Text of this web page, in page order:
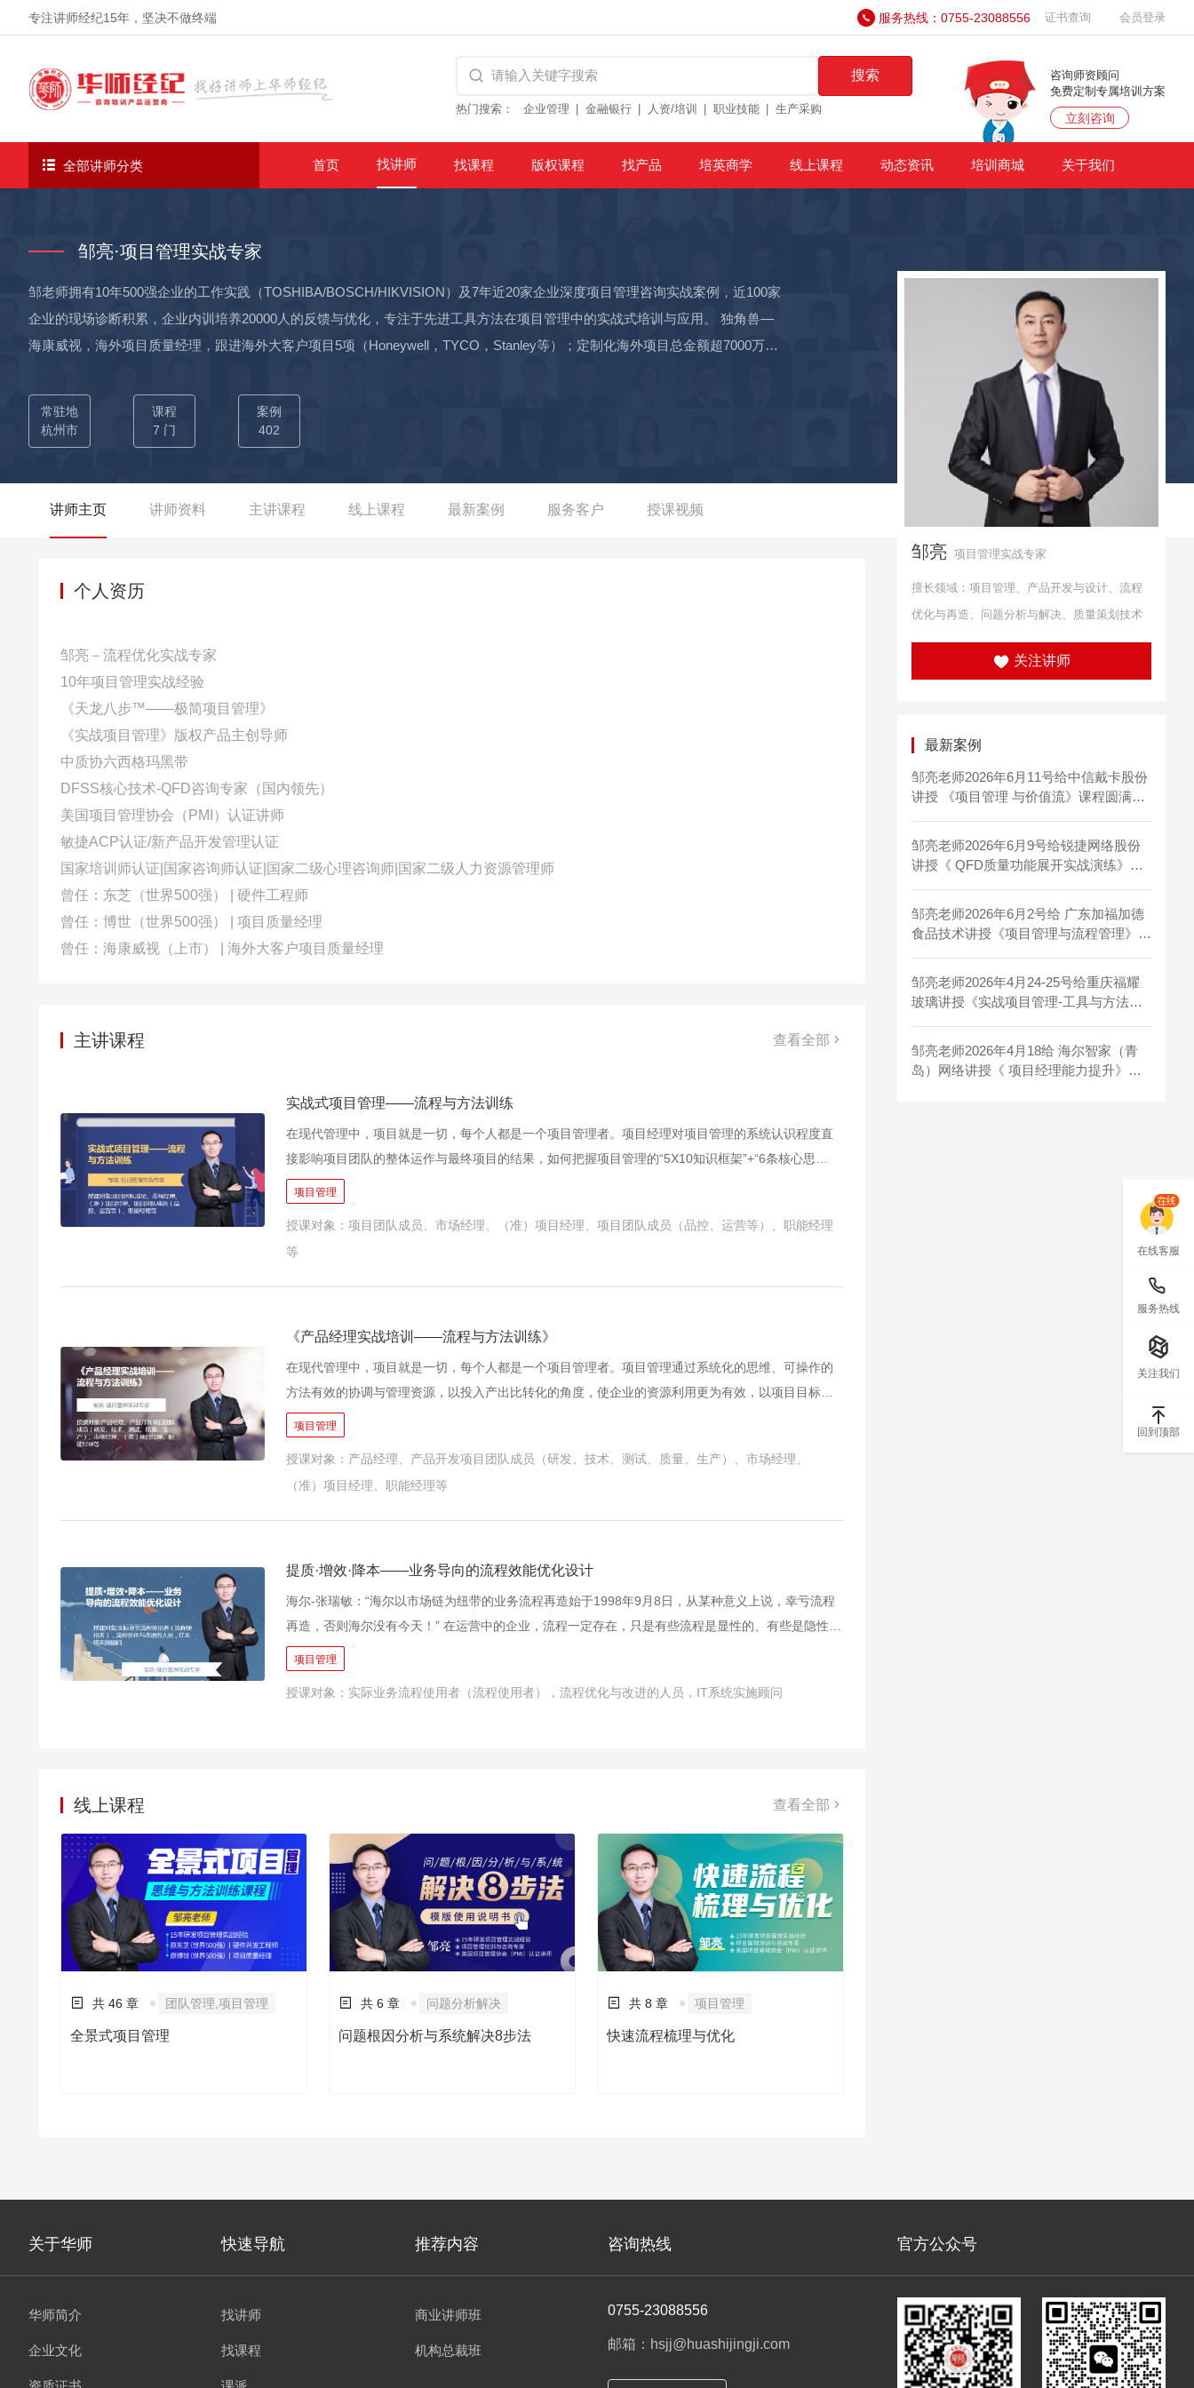
专注讲师经纪15年 ，坚决不做终端 服务热线：0755-23088556 证书查询 会员登录
搜索
热门搜索： 企业管理 金融银行 人资/培训 职业技能 生产采购
咨询师资顾问
免费定制专属培训方案
立刻咨询
全部讲师分类 首页 找讲师 找课程 版权课程 找产品 培英商学 线上课程 动态资讯 培训商城 关于我们
邹亮·项目管理实战专家
邹老师拥有10年500强企业的工作实践（TOSHIBA/BOSCH/HIKVISION）及7年近20家企业深度项目管理咨询实战案例，近100家
企业的现场诊断积累，企业内训培养20000人的反馈与优化，专注于先进工具方法在项目管理中的实战式培训与应用。 独角兽—
海康威视，海外项目质量经理，跟进海外大客户项目5项（Honeywell，TYCO，Stanley等）；定制化海外项目总金额超7000万美
的品质能力建设。 世界500强—博世电动，新产品研发项目质量经理，TBM1000、GKS-85、GKS-66三个博世蓝专业电动工具产
品项目的项目质量策划与保证。 大型国企—上海振华重工，新产品项目流程优化项目，通过实战培训与实际产品项目辅导的方
式，形成完整的项目管理标准化流程与关键控制点梳理，团队项目经验得到萃取，并成册普遍推广至整个公司研发。 大型国企—
形成试点项目的案例，通过流程复盘设计系统工程于系统决策技术的结合，优化民机开发流程。 汽车企业—江铃福特汽车，产品
策划技术 对Quality Functional Deployment的系统创新方法进行了细致与深度的应用，在消费品、汽车、重工、航空领域形成了丰
常驻地
杭州市
课程
7 门
案例
402
讲师主页 讲师资料 主讲课程 线上课程 最新案例 服务客户 授课视频
个人资历
邹亮－流程优化实战专家
10年项目管理实战经验
《天龙八步™——极简项目管理》
《实战项目管理》版权产品主创导师
中质协六西格玛黑带
DFSS核心技术-QFD咨询专家（国内领先）
美国项目管理协会（PMI）认证讲师
敏捷ACP认证/新产品开发管理认证
国家培训师认证|国家咨询师认证|国家二级心理咨询师|国家二级人力资源管理师
曾任：东芝（世界500强） | 硬件工程师
曾任：博世（世界500强） | 项目质量经理
曾任：海康威视（上市） | 海外大客户项目质量经理
主讲课程 查看全部
实战式项目管理——流程与方法训练
在现代管理中，项目就是一切，每个人都是一个项目管理者。项目经理对项目管理的系统认识程度直
接影响项目团队的整体运作与最终项目的结果，如何把握项目管理的“5X10知识框架”+“6条核心思
维”+“25种工具方法”，提高项目经理及团队对项目管理的认识与思维，形成项目管理知识系统的框架结
构，有利于新晋/兼职项目经理的角色转型、项目团队成员统一认识，及公司后续项目工作的整体推
进。 “6条核心思维”是基础并贯穿项目的始终，是项目经理角色与身份的自我认知。 ★客户需求导向思
维：以客户的真需求为源点，识别并全面收集客户需求，筛选重要的真需求转化为项目范围并分解WB
目能解决客户的痛点为基础，设定项目可达成的目标。项目经理51%的精力在于不断规划与更进项
工作的责任人、牵头人、执行人（包括所有项目干系人的责任）；明确与责任人的责任、授权及考核
标准；明确考核措施（评审、验证等）。 ★流程思维：主动将项目的成事流程理清楚，就如行车先定
路线一样，强调控制的持续性、层次性；强调项目信息的沟通和透明；强调项目管理的系统性、全面
实践，探讨出统一的思维框架、议事框架、工作模式。与相关方对于项目目标和计划达成共识，完成
项目管理的迭代式计划。
项目管理
授课对象：项目团队成员、市场经理、（准）项目经理、项目团队成员（品控、运营等）、职能经理
等
《产品经理实战培训——流程与方法训练》
在现代管理中，项目就是一切，每个人都是一个项目管理者。项目管理通过系统化的思维、可操作的
方法有效的协调与管理资源，以投入产出比转化的角度，使企业的资源利用更为有效，以项目目标为
导向，形成正向势能推动创造价值！ 根据对目前企业产品项目管理分析，总结出目前公司产品开发过
程中存在的八大浪费： 1.需求不清：前期对客户需求未把握，通过上市效果检验风险高！ 2.流程不
楚：有流程但未严格执行，项目开发随意，产品偏差大！ 3.分工不明：项目分工不明确，推动难，存
在灰色地带无人负责！ 4.标准不准：满足产品标准但未满足客户要求，客户标准不明确！ 5.加班救
果：项目做完不留痕迹，追溯难！企业无形资产损失大！ 项目经理对项目管理的系统认识程度直接影
统框架快速复盘与搭建自身定制化项目的流程与运作。
项目管理
授课对象：产品经理、产品开发项目团队成员（研发、技术、测试、质量、生产）、市场经理、
（准）项目经理、职能经理等
提质·增效·降本——业务导向的流程效能优化设计
海尔-张瑞敏：“海尔以市场链为纽带的业务流程再造始于1998年9月8日，从某种意义上说，幸亏流程
再造，否则海尔没有今天！” 在运营中的企业，流程一定存在，只是有些流程是显性的、有些是隐性
的；往往是隐性流程在对企业发展起着掣肘作用。 据调研，仅1/4的企业对自身内部流程是较为清晰
的，超半数以上的企业认为自身的业务流程，由于企业未依据外部的客户要求、竞争环境变化而及时
做相应调整与升级，己经对企业管理起到了负面作用，流程的使用者感受到持续的痛点与无力感。 根
点形成企业慢性病，累积的浪费与损失严重。 流程优化与再造是一项通过不断发展、完善、优化业务
取得最佳的效果。对现有工作流程的梳理、完善和改进的过程，即称为流程的优化。流程优化不仅仅
指做正确的事，还包括如何正确地做这些事。为了解决企业面对新的环境、在传统以职能为中心的管
理模式下产生的问题，必须对业务流程进行重整，从本质上反思业务流程，彻底重新设计业务流程，
以便在当今衡量绩效的关键（如质量、成本、速度、服务）上取得突破性的改变。 线下梳理，线上运
营 通过信息化技术手段，推进流程与业务的结合与落地，最佳实践的横向推广，实现企业的快速升级
与转型。
项目管理
授课对象：实际业务流程使用者（流程使用者），流程优化与改进的人员，IT系统实施顾问
线上课程 查看全部
共 46 章 团队管理,项目管理
全景式项目管理
共 6 章 问题分析解决
问题根因分析与系统解决8步法
共 8 章 项目管理
快速流程梳理与优化
邹亮 项目管理实战专家
擅长领域：项目管理、产品开发与设计、流程
优化与再造、问题分析与解决、质量策划技术
关注讲师
最新案例
邹亮老师2026年6月11号给中信戴卡股份
讲授 《项目管理 与价值流》课程圆满结
邹亮老师2026年6月9号给锐捷网络股份
讲授《 QFD质量功能展开实战演练》课
邹亮老师2026年6月2号给 广东加福加德
食品技术讲授《项目管理与流程管理》课
邹亮老师2026年4月24-25号给重庆福耀
玻璃讲授《实战项目管理-工具与方法训
邹亮老师2026年4月18给 海尔智家（青
岛）网络讲授《 项目经理能力提升》课
关于华师 快速导航 推荐内容 咨询热线 官方公众号
华师简介
企业文化
找讲师
找课程
商业讲师班
机构总裁班
0755-23088556
邮箱：hsjj@huashijingji.com
在线客服
服务热线
关注我们
回到顶部